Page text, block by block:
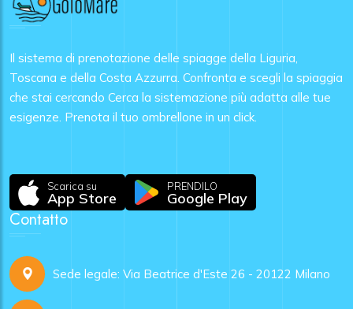
Il sistema di prenotazione delle spiagge della Liguria,
Toscana e della Costa Azzurra. Confronta e scegli la spiaggia
che stai cercando Cerca la sistemazione più adatta alle tue
esigenze. Prenota il tuo ombrellone in un click.
Scarica su
App Store
PRENDILO
Google Play
Contatto
Sede legale: Via Beatrice d'Este 26 - 20122 Milano